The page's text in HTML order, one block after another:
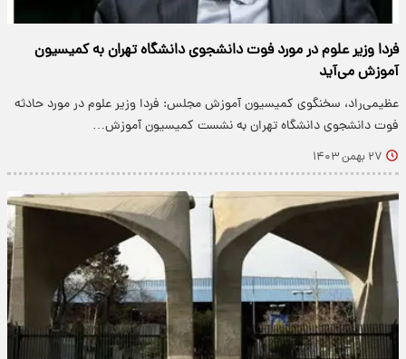
فردا وزیر علوم در مورد فوت دانشجوی دانشگاه تهران به کمیسیون
آموزش می‌آید
عظیمی‌راد، سخنگوی کمیسیون آموزش مجلس: فردا وزیر علوم در مورد حادثه
فوت دانشجوی دانشگاه تهران به نشست کمیسیون آموزش…
۲۷ بهمن ۱۴۰۳